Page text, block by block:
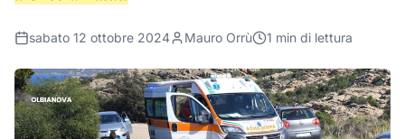
sabato 12 ottobre 2024 Mauro Orrù 1 min di lettura